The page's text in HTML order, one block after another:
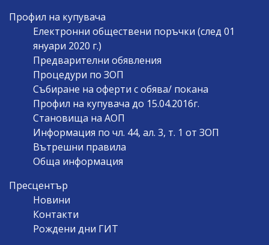
Профил на купувача
Електронни обществени поръчки (след 01
януари 2020 г.)
Предварителни обявления
Процедури по ЗОП
Събиране на оферти с обява/ покана
Профил на купувача до 15.04.2016г.
Становища на АОП
Информация по чл. 44, ал. 3, т. 1 от ЗОП
Вътрешни правила
Обща информация
Пресцентър
Новини
Контакти
Рождени дни ГИТ